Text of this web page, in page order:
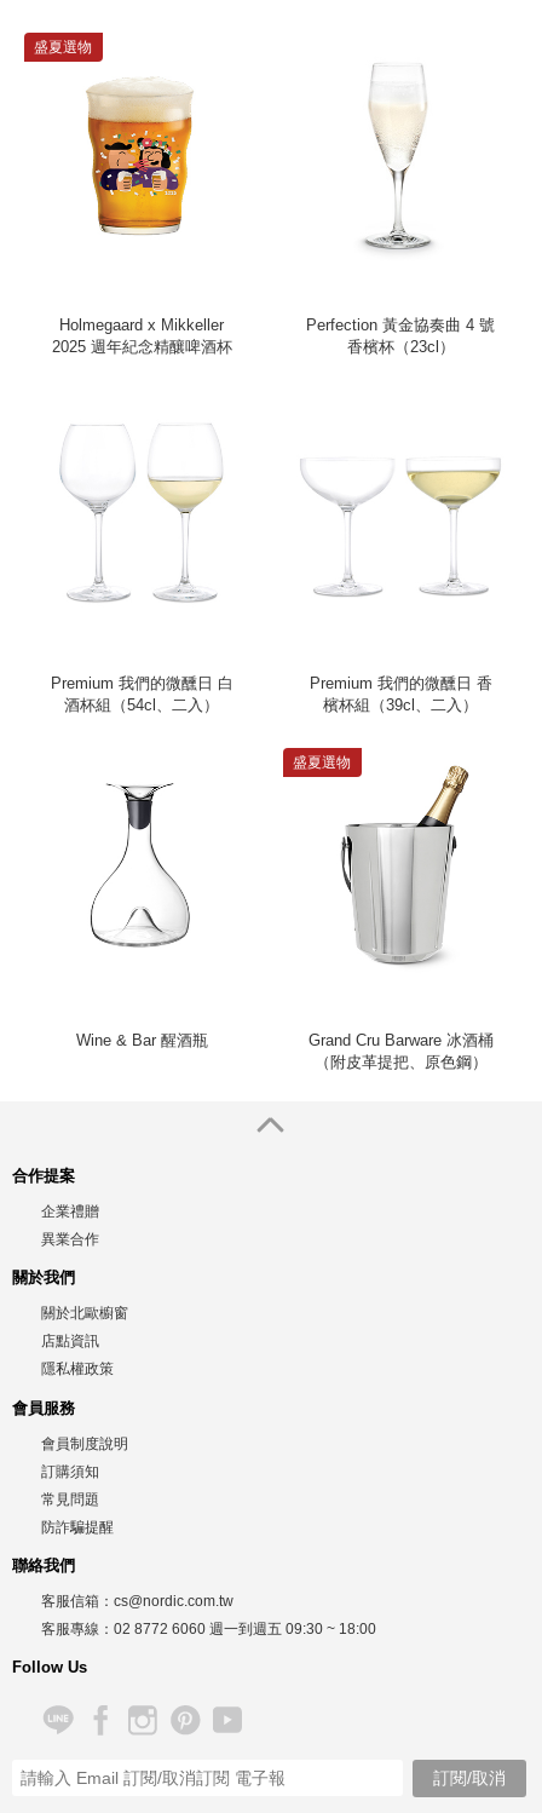
盛夏選物
Holmegaard x Mikkeller
2025 週年紀念精釀啤酒杯
Perfection 黃金協奏曲 4 號
香檳杯（23cl）
Premium 我們的微醺日 白
酒杯組（54cl、二入）
Premium 我們的微醺日 香
檳杯組（39cl、二入）
Wine & Bar 醒酒瓶
盛夏選物
Grand Cru Barware 冰酒桶
（附皮革提把、原色鋼）
合作提案
企業禮贈
異業合作
關於我們
關於北歐櫥窗
店點資訊
隱私權政策
會員服務
會員制度說明
訂購須知
常見問題
防詐騙提醒
聯絡我們
客服信箱： cs@nordic.com.tw
客服專線： 02 8772 6060 週一到週五 09:30 ~ 18:00
Follow Us